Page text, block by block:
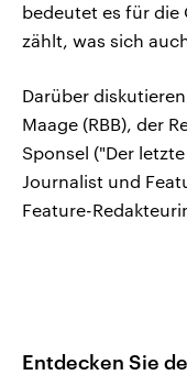
bedeutet es für die
zählt, was sich
Darüber
Maage (RBB), der
Sponsel ("Der
Journalist und
Feature-
Entdecken Sie